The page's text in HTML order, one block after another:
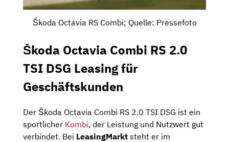
Škoda Octavia RS Combi; Quelle: Pressefoto
Škoda Octavia Combi RS 2.0
TSI DSG Leasing für
Geschäftskunden
Der Škoda Octavia Combi RS 2.0 TSI DSG ist ein
sportlicher Kombi, der Leistung und Nutzwert gut
verbindet. Bei LeasingMarkt steht er im